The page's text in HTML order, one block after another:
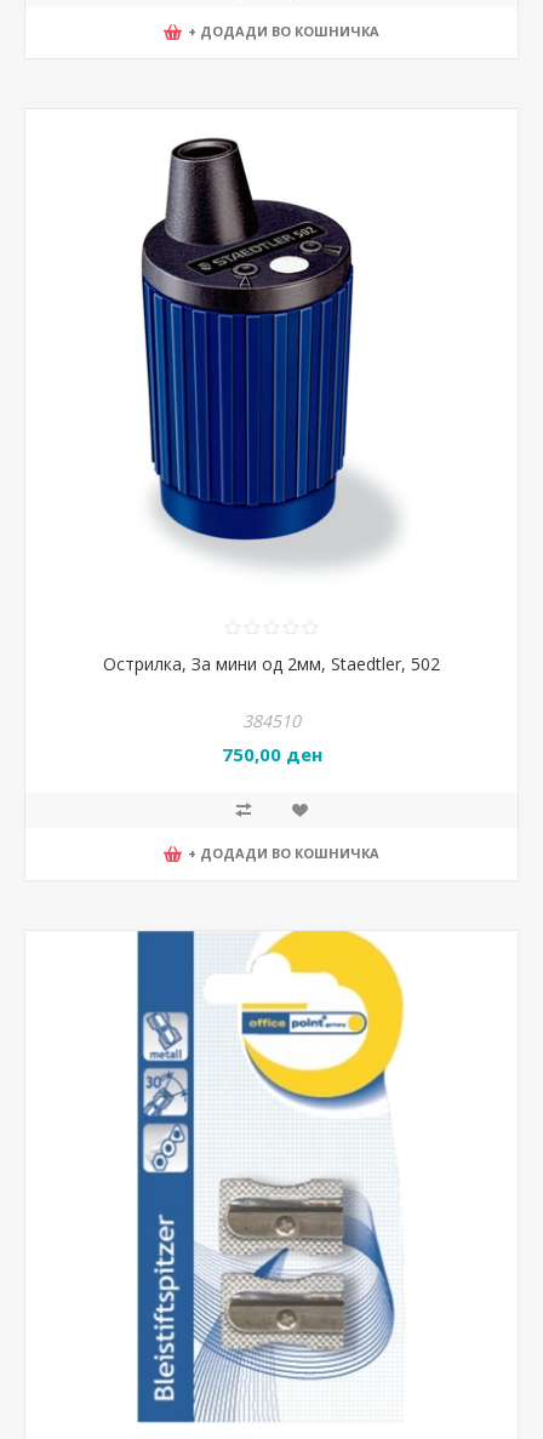
+ ДОДАДИ ВО КОШНИЧКА
Острилка, За мини од 2мм, Staedtler, 502
384510
750,00 ден
+ ДОДАДИ ВО КОШНИЧКА